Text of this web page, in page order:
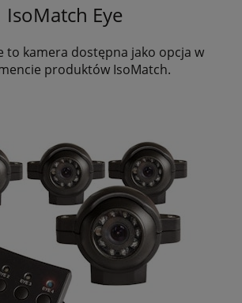
IsoMatch Eye
to kamera dostępna jako opcja w
produktów IsoMatch.